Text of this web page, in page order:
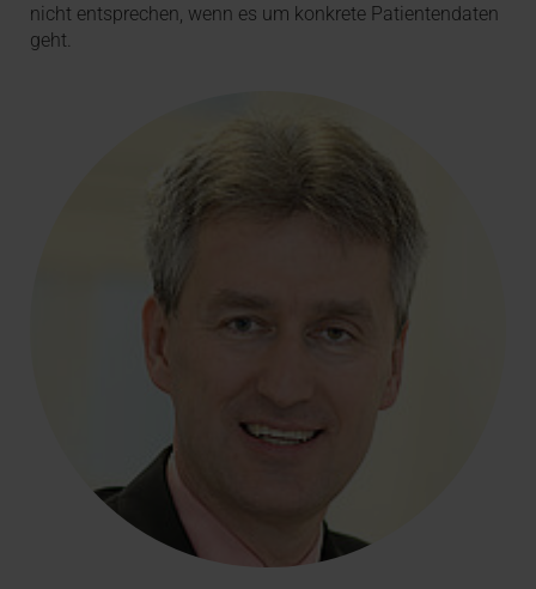
nicht entsprechen, wenn es um konkrete Patientendaten
geht.